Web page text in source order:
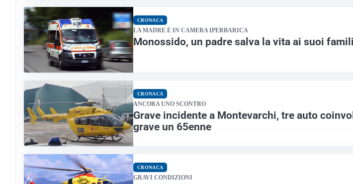
CRONACA
LA MADRE È IN CAMERA IPERBARICA
Monossido, un padre salva la vita ai suoi
CRONACA
ANCORA UNO SCONTRO
Grave incidente a Montevarchi, tre auto
grave un 65enne
CRONACA
GRAVI CONDIZIONI